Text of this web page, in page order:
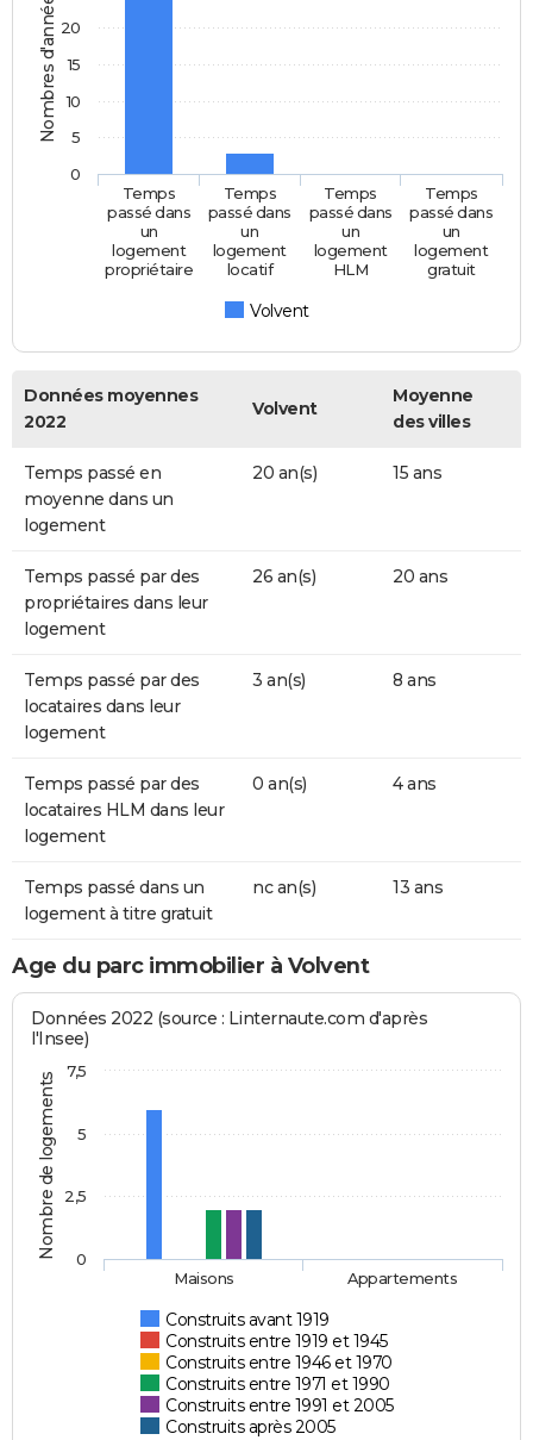
Nombres d'années
Volvent
Temps
passé dans
un
logement
propriétaire
Temps
passé dans
un
logement
locatif
Temps
passé dans
un
logement
HLM
Temps
passé dans
un
logement
gratuit
0
5
10
15
20
Données moyennes
2022
Volvent
Moyenne
des villes
Temps passé en
moyenne dans un
logement
20 an(s) 15 ans
Temps passé par des
propriétaires dans leur
logement
26 an(s) 20 ans
Temps passé par des
locataires dans leur
logement
3 an(s) 8 ans
Temps passé par des
locataires HLM dans leur
logement
0 an(s) 4 ans
Temps passé dans un
logement à titre gratuit
nc an(s) 13 ans
Age du parc immobilier à Volvent
Nombre de logements
Données 2022 (source : Linternaute.com d'après
l'Insee)
Construits avant 1919
Construits entre 1919 et 1945
Construits entre 1946 et 1970
Construits entre 1971 et 1990
Construits entre 1991 et 2005
Construits après 2005
Maisons Appartements
0
2,5
5
7,5